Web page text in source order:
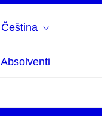
Čeština
Absolventi